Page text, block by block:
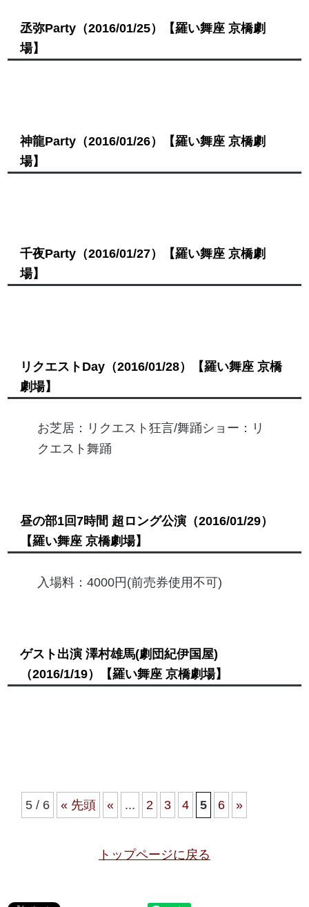
丞弥Party（2016/01/25）
【羅い舞座 京橋劇
場】
神龍Party（2016/01/26）
【羅い舞座 京橋劇
場】
千夜Party（2016/01/27）
【羅い舞座 京橋劇
場】
リクエストDay（2016/01/28）
【羅い舞座 京橋
劇場】
お芝居：リクエスト狂言/舞踊ショー：リ
クエスト舞踊
昼の部1回7時間 超ロング公演（2016/01/29）
【羅い舞座 京橋劇場】
入場料：4000円(前売券使用不可)
ゲスト出演 澤村雄馬(劇団紀伊国屋)
（2016/1/19）
【羅い舞座 京橋劇場】
5 / 6 « 先頭 « ... 2 3 4 5 6 »
トップページに戻る